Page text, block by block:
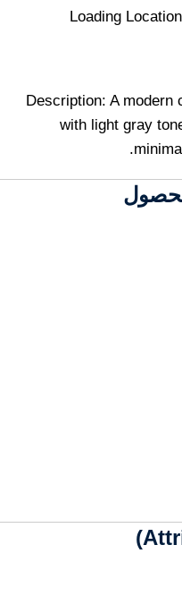
Loading
Description: A modern
with light gray